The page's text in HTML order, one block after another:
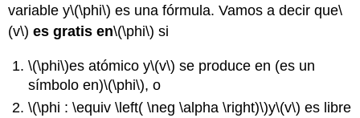
variable y\(\phi\) es una fórmula. Vamos a decir que\
(v\) es gratis en\(\phi\) si
\(\phi\)es atómico y\(v\) se produce en (es un
símbolo en)\(\phi\), o
\(\phi : \equiv \left( \neg \alpha \right)\)y\(v\) es libre